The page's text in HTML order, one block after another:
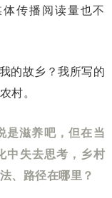
传播阅读量也不
的故乡？我所写的
村。
是滋养吧，但在当
中失去思考，乡村
、路径在哪里？